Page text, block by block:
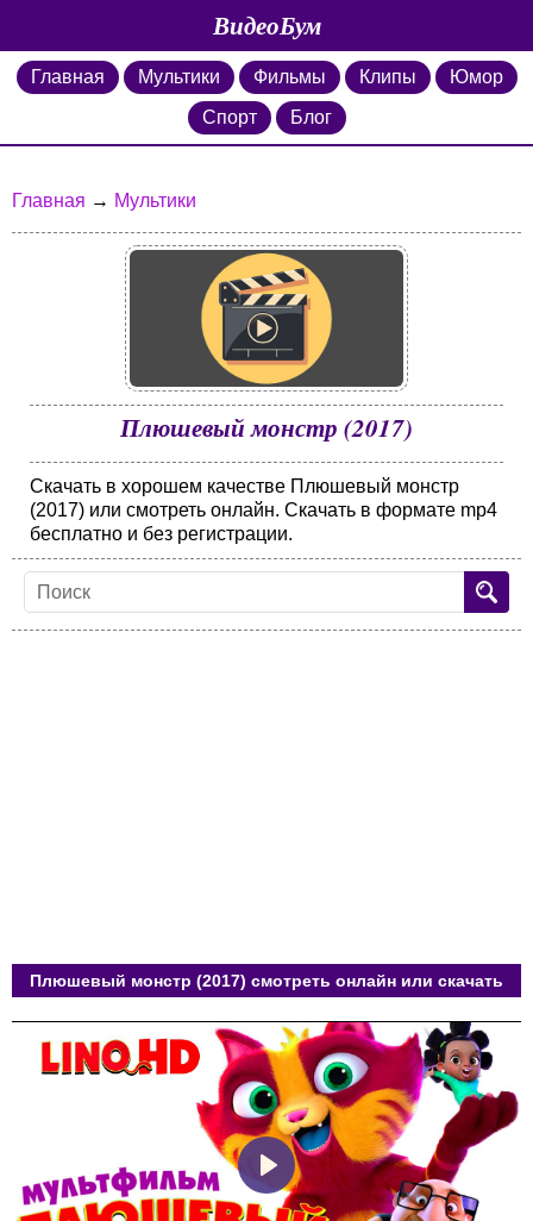
ВидеоБум
Главная Мультики Фильмы Клипы
Юмор
Спорт
Блог
Главная → Мультики
Плюшевый монстр (2017)
Скачать в хорошем качестве Плюшевый монстр
(2017) или смотреть онлайн. Скачать в формате mp4
бесплатно и без регистрации.
Плюшевый монстр (2017) смотреть онлайн или скачать
Play